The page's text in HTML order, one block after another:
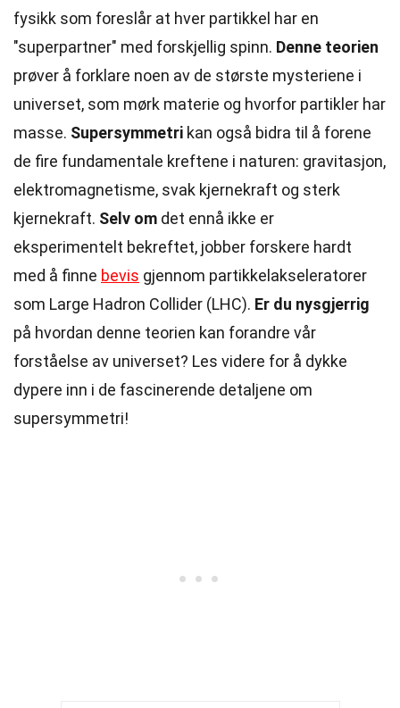
fysikk som foreslår at hver partikkel har en
"superpartner" med forskjellig spinn. Denne teorien
prøver å forklare noen av de største mysteriene i
universet, som mørk materie og hvorfor partikler har
masse. Supersymmetri kan også bidra til å forene
de fire fundamentale kreftene i naturen: gravitasjon,
elektromagnetisme, svak kjernekraft og sterk
kjernekraft. Selv om det ennå ikke er
eksperimentelt bekreftet, jobber forskere hardt
med å finne bevis gjennom partikkelakseleratorer
som Large Hadron Collider (LHC). Er du nysgjerrig
på hvordan denne teorien kan forandre vår
forståelse av universet? Les videre for å dykke
dypere inn i de fascinerende detaljene om
supersymmetri!